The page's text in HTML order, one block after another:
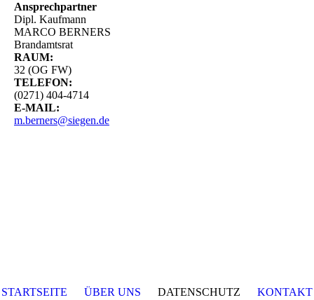
Ansprechpartner
Dipl. Kaufmann
MARCO BERNERS
Brandamtsrat
RAUM:
32 (OG FW)
TELEFON:
(0271) 404-4714
E-MAIL:
m.berners@siegen.de
STARTSEITE ÜBER UNS DATENSCHUTZ KONTAKT